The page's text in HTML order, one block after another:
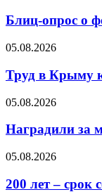
Блиц-опрос о
05.08.2026
Труд в Крыму
05.08.2026
Наградили за
05.08.2026
200 лет – срок